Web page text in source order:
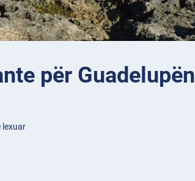
për Guadelupën
lexuar